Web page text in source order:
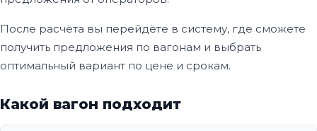
После расчёта вы перейдёте в систему, где сможете
получить предложения по вагонам и выбрать
оптимальный вариант по цене и срокам.
Какой вагон подходит